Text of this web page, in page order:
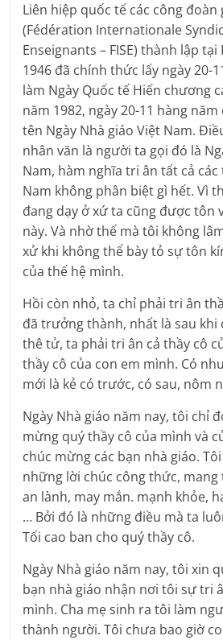
Liên hiệp quốc tế các công đoàn
(Fédération Internationale
Enseignants – FISE) thành lập
1946 đã chính thức lấy ngày 20-
làm Ngày Quốc tế Hiến chương
năm 1982, ngày 20-11 hàng
tên Ngày Nhà giáo Việt Nam.
nhân văn là người ta gọi đó là
Nam, hàm nghĩa tri ân tất cả
Nam không phân biệt gì hết. Vì
đang dạy ở xứ ta cũng được tôn
này. Và nhờ thế mà tôi không
xử khi không thể bày tỏ sự tôn
của thế hệ mình.
Hồi còn nhỏ, ta chỉ phải tri ân
đã trưởng thành, nhất là sau khi
thê tử, ta phải tri ân cả thầy cô
thầy cô của con em mình. Có
mới là kẻ có trước, có sau, nôm
Ngày Nhà giáo năm nay, tôi chỉ
mừng quý thầy cô của mình và
chúc mừng các bạn nhà giáo.
những lời chúc công thức,
an lành, may mắn. mạnh khỏe,
… Bởi đó là những điều mà ta
Tối cao ban cho quý thầy cô.
Ngày Nhà giáo năm nay, tôi xin
bạn nhà giáo nhận nơi tôi sự tri
mình. Cha mẹ sinh ra tôi làm
thành người. Tôi chưa bao giờ